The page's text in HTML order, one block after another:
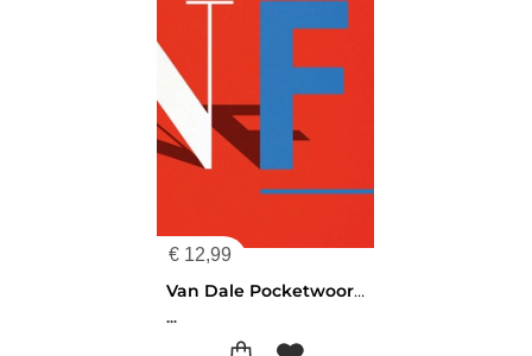
€ 12,99
Van Dale Pocketwoordenboek Nederlands-Frans
...